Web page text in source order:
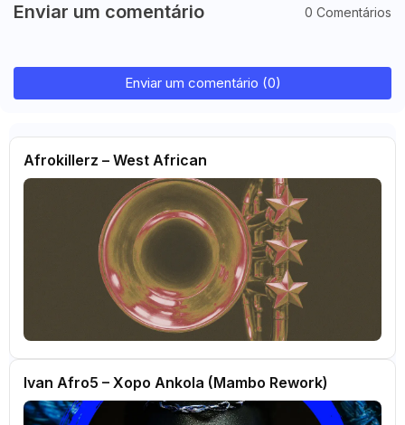
Enviar um comentário 0 Comentários
Enviar um comentário (0)
Afrokillerz – West African
Ivan Afro5 – Xopo Ankola (Mambo Rework)